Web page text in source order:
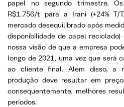
papel no segundo trimestre.
R$1.756/t para a Irani (+24% T/
mercado desequilibrado após
disponibilidade de papel
nossa visão de que a empresa
longo de 2021, uma vez que será
ao cliente final. Além disso, a
produção deve resultar em
consequentemente, melhores
períodos.